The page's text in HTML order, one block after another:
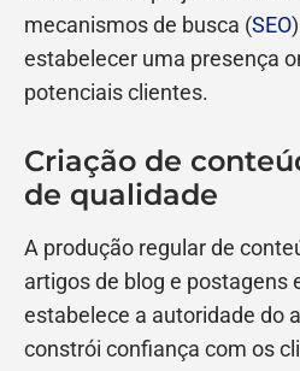
mecanismos de busca (SEO
estabelecer uma presença
potenciais clientes.
Criação de
de qualidade
A produção regular de
artigos de blog e postagens
estabelece a autoridade do
constrói confiança com os